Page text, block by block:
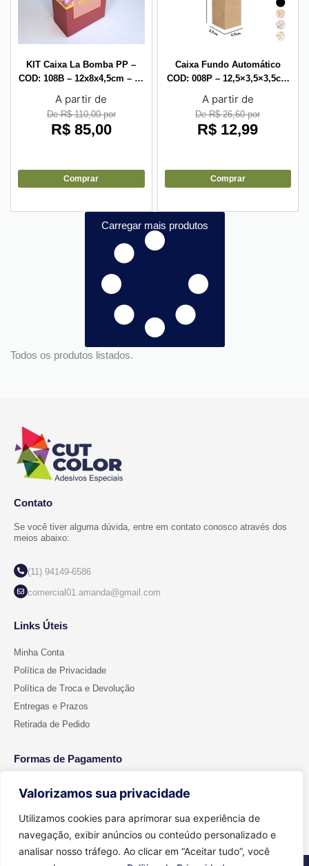
Valorizamos sua privacidade
Utilizamos cookies para aprimorar sua experiência de
navegação, exibir anúncios ou conteúdo personalizado e
analisar nosso tráfego. Ao clicar em “Aceitar tudo”, você
KIT Caixa La Bomba PP –
COD: 108B – 12x8x4,5cm – 10
A partir de
De R$ 110,00 por
R$85,00
Comprar
Caixa Fundo Automático
COD: 008P – 12,5×3,5×3,5cm
A partir de
De R$ 26,60 por
R$ 12,99
Comprar
Carregar mais produtos
Todos os produtos listados.
Contato
Se você tiver alguma dúvida, entre em contato conosco através dos
meios abaixo:
(11) 94149-6586
comercial01.amanda@gmail.com
Links Úteis
Minha Conta
Política de Privacidade
Política de Troca e Devolução
Entregas e Prazos
Retirada de Pedido
Formas de Pagamento